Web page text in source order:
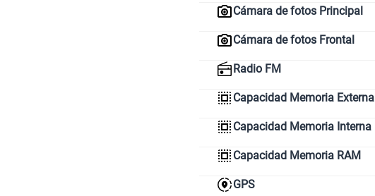
Cámara de fotos Principal
Cámara de fotos Frontal
Radio FM
Capacidad Memoria Externa
Capacidad Memoria Interna
Capacidad Memoria RAM
GPS